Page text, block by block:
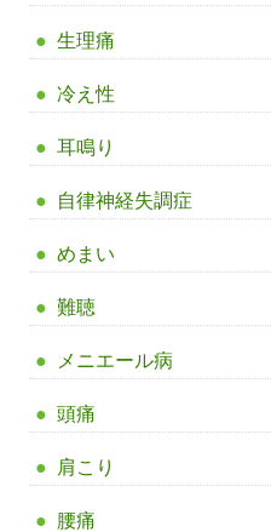
生理痛
冷え性
耳鳴り
自律神経失調症
めまい
難聴
メニエール病
頭痛
肩こり
腰痛